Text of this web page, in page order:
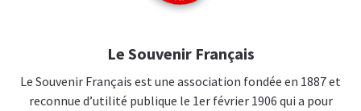
Le Souvenir Français
Le Souvenir Français est une association fondée en 1887 et
reconnue d’utilité publique le 1er février 1906 qui a pour